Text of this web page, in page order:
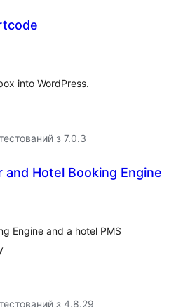
into WordPress.
з 7.0.3
and Hotel Booking Engine
Engine and a hotel PMS
з 4.8.29